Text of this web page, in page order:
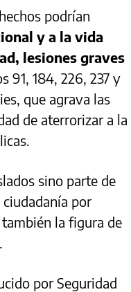
podrían
y a la vida
lesiones graves
91, 184, 226, 237 y
que agrava las
de aterrorizar a la
sino parte de
por
la figura de
por Seguridad